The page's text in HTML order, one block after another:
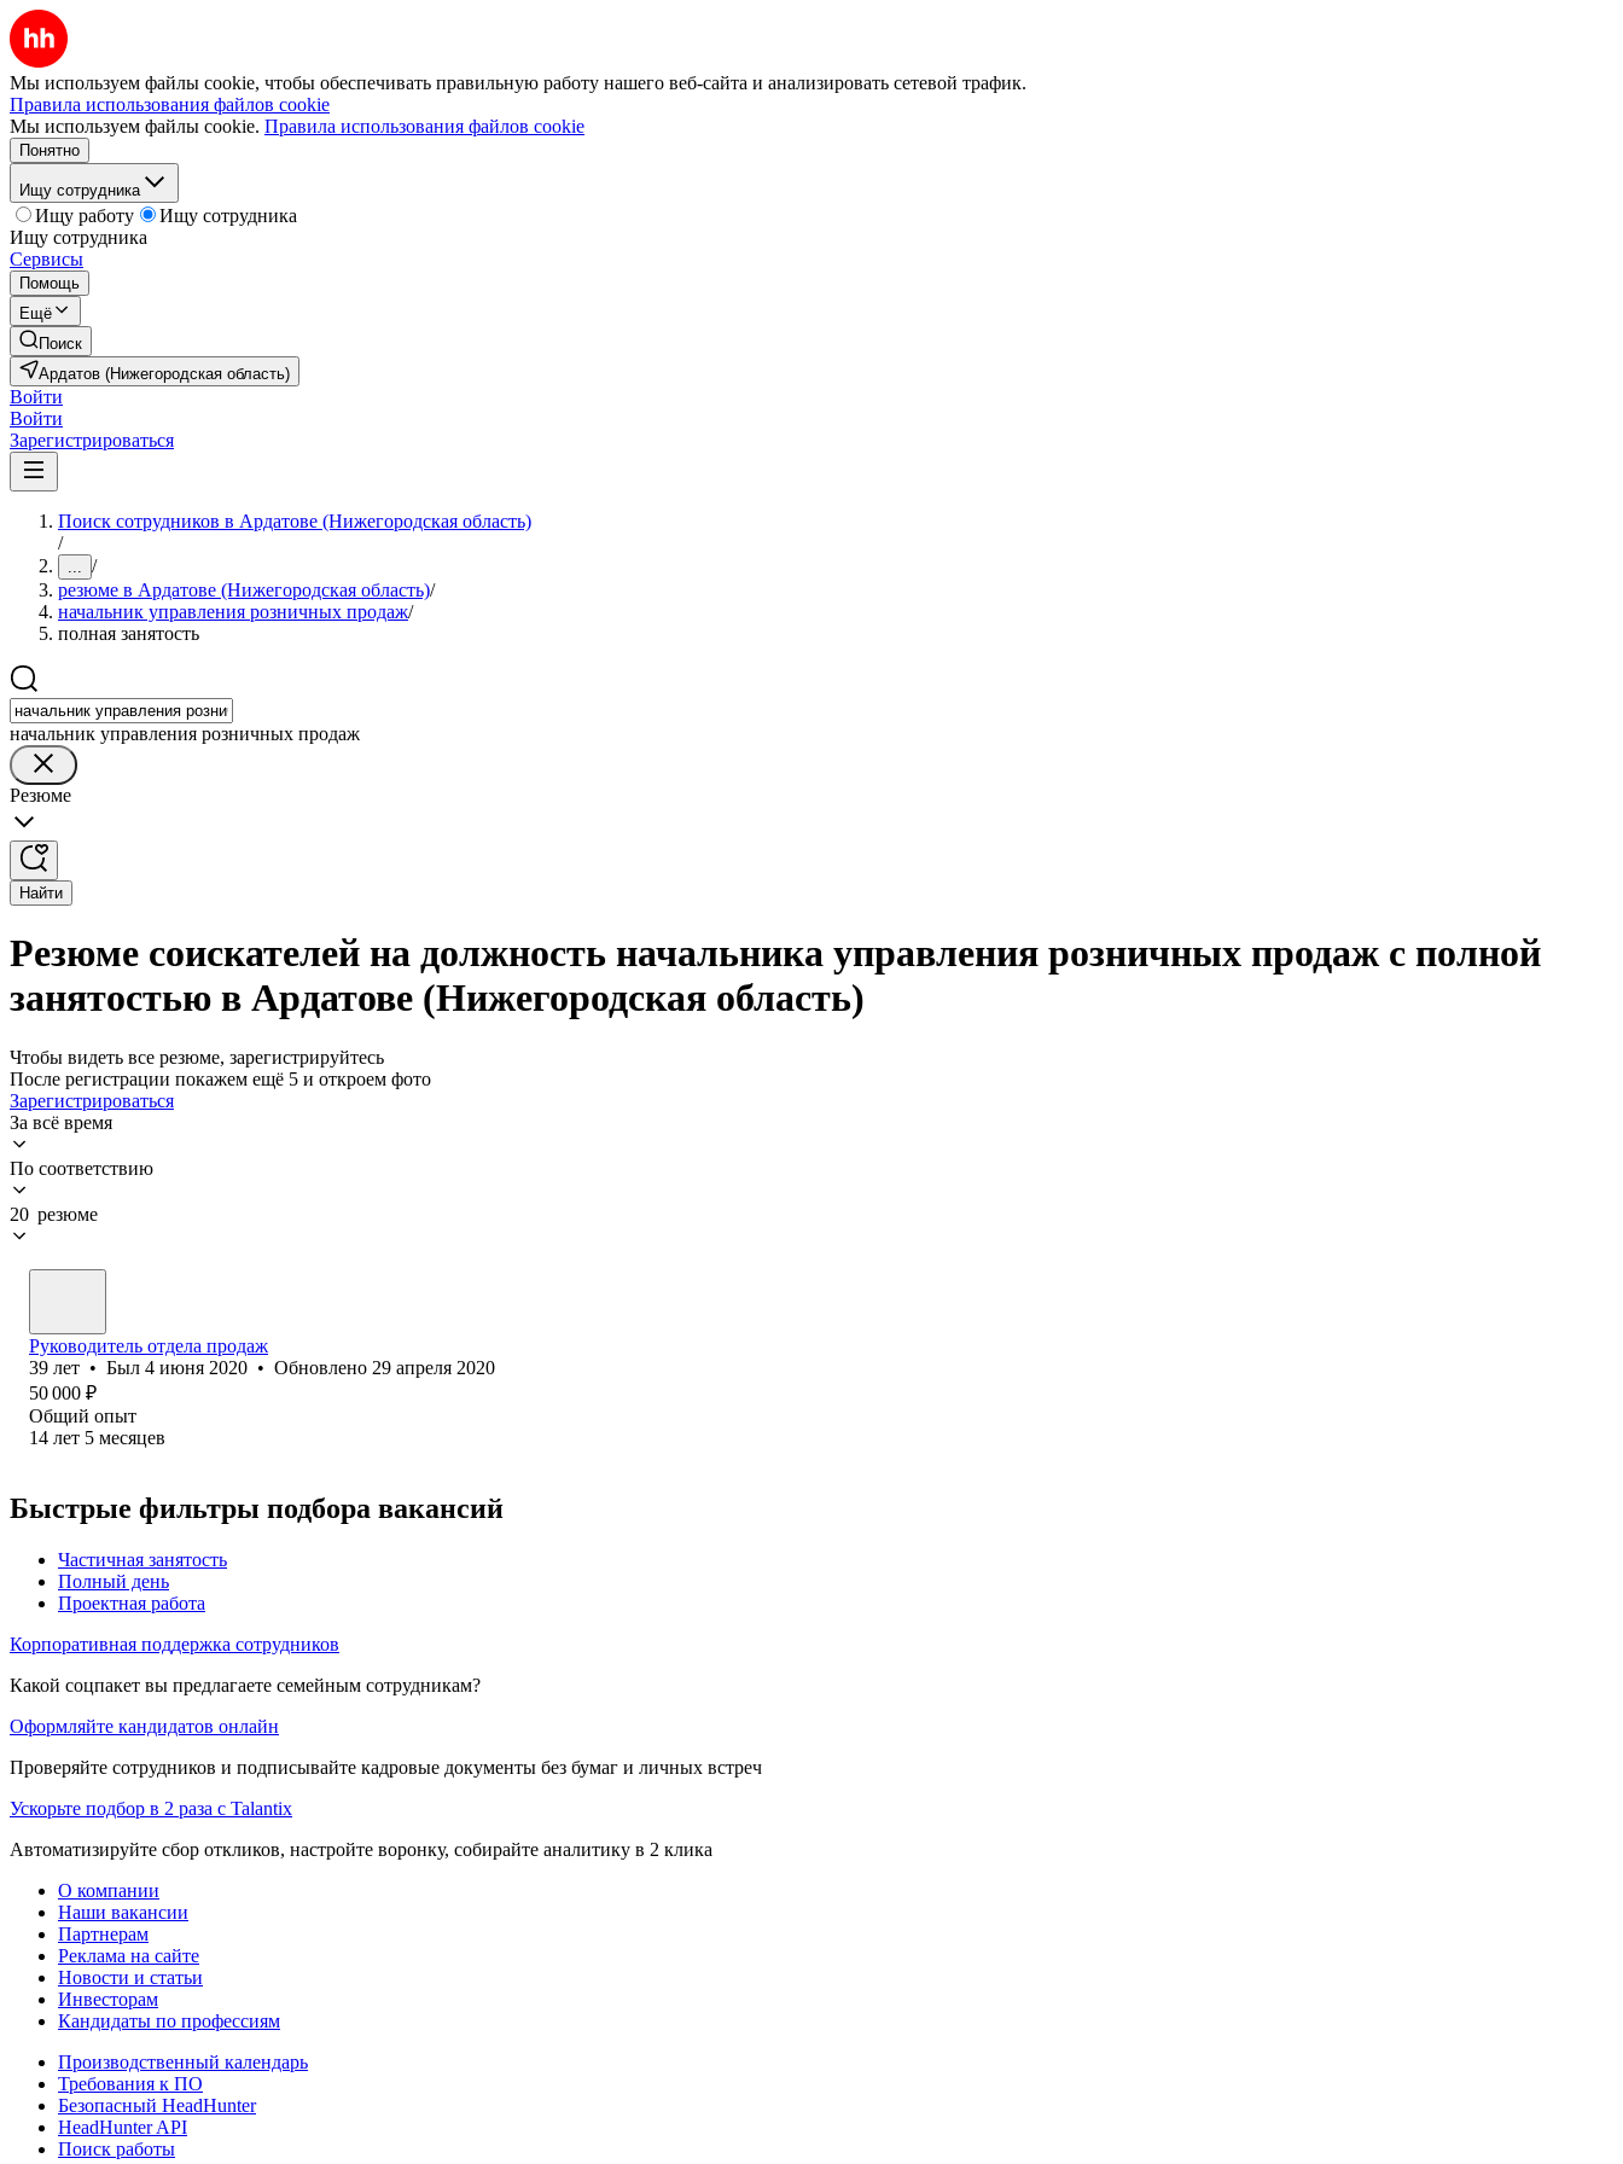
Мы используем файлы cookie, чтобы обеспечивать правильную работу нашего веб-сайта и анализировать сетевой трафик.
Правила использования файлов cookie
Мы используем файлы cookie. Правила использования файлов cookie
Понятно
Ищу сотрудника
Ищу работу
Ищу сотрудника
Ищу сотрудника
Сервисы
Помощь
Ещё
Поиск
Ардатов (Нижегородская область)
Войти
Войти
Зарегистрироваться
Поиск сотрудников в Ардатове (Нижегородская область)
/
... /
резюме в Ардатове (Нижегородская область)/
начальник управления розничных продаж/
полная занятость
начальник управления розничных продаж
Резюме
Найти
Резюме соискателей на должность начальника управления розничных продаж с полной
занятостью в Ардатове (Нижегородская область)
Чтобы видеть все резюме, зарегистрируйтесь
После регистрации покажем ещё 5 и откроем фото
Зарегистрироваться
За всё время
По соответствию
20 резюме
Руководитель отдела продаж
39 лет • Был 4 июня 2020 • Обновлено 29 апреля 2020
50 000 ₽
Общий опыт
14 лет 5 месяцев
Быстрые фильтры подбора вакансий
Частичная занятость
Полный день
Проектная работа
Корпоративная поддержка сотрудников
Какой соцпакет вы предлагаете семейным сотрудникам?
Оформляйте кандидатов онлайн
Проверяйте сотрудников и подписывайте кадровые документы без бумаг и личных встреч
Ускорьте подбор в 2 раза с Talantix
Автоматизируйте сбор откликов, настройте воронку, собирайте аналитику в 2 клика
О компании
Наши вакансии
Партнерам
Реклама на сайте
Новости и статьи
Инвесторам
Кандидаты по профессиям
Производственный календарь
Требования к ПО
Безопасный HeadHunter
HeadHunter API
Поиск работы